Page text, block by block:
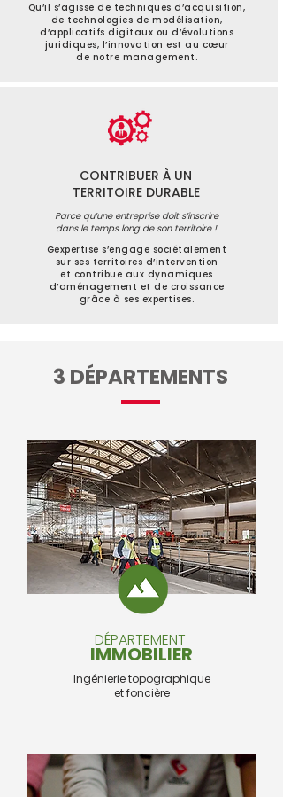
Qu’il s’agisse de techniques d’acquisition,
de technologies de modélisation,
d’applicatifs digitaux ou d’évolutions
juridiques, l’innovation est au cœur
de notre management.
CONTRIBUER À UN
TERRITOIRE DURABLE
Parce qu’une entreprise doit s’inscrire
dans le temps long de son territoire !
Gexpertise s’engage sociétalement
sur ses territoires d’intervention
et contribue aux dynamiques
d’aménagement et de croissance
grâce à ses expertises.
3 DÉPARTEMENTS
DÉPARTEMENT
IMMOBILIER
Ingénierie topographique
et foncière